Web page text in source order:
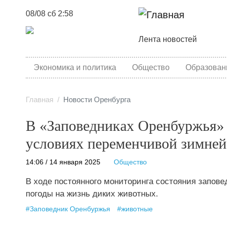
08/08 сб 2:58
Основная
Лента новостей
category menu
Экономика и политика Общество
Главная Новости Оренбурга
В «Заповедниках Оренбуржья»
условиях переменчивой
14:06 / 14 января 2025 Общество
В ходе постоянного мониторинга состояния
погоды на жизнь диких животных.
#Заповедник Оренбуржья #животные